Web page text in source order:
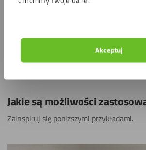
Akceptuj
Świetne jako
ochronna mebli – idealne do
Jakie są możliwości
Zainspiruj się poniższymi przykładami.